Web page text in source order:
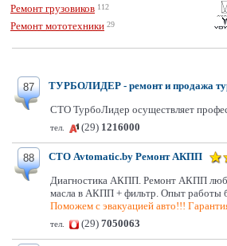
Ремонт грузовиков 112
Ремонт мототехники 29
87 ТУРБОЛИДЕР - ремонт и продажа
СТО ТурбоЛидер осуществляет
тел.
(29) 1216000
88 СТО Avtomatic.by Ремонт АКПП
Диагностика АКПП. Ремонт АКПП
масла в АКПП + фильтр. Опыт работы
Поможем с эвакуацией авто!!!
тел. (29) 7050063